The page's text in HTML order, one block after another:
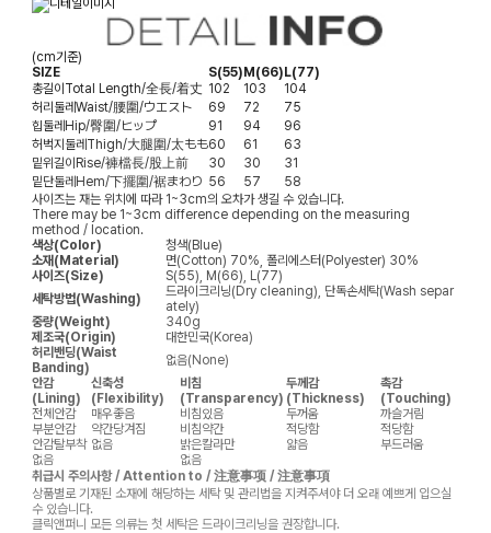
(cm기준)
SIZE
S(55) M(66) L(77)
총길이 Total Length/全長/着丈 102 103
104
허리둘레 Waist/腰圍/ウエスト 69 72
75
힙둘레 Hip/臀圍/ヒップ 91 94
96
허벅지둘레 Thigh/大腿圍/太もも60 61
63
밑위길이 Rise/褲檔長/股上前 30 30
31
밑단둘레 Hem/下擺圍/裾まわり 56 57
58
사이즈는 재는 위치에 따라 1~3cm의 오차가 생길 수 있습니다.
There may be 1~3cm difference depending on the measuring
method / location.
색상(Color)
청색(Blue)
소재(Material)
면(Cotton) 70%, 폴리에스터(Polyester) 30%
사이즈(Size)
S(55), M(66), L(77)
세탁방법(Washing)
드라이크리닝(Dry cleaning), 단독손세탁(Wash separ
ately)
중량(Weight)
340g
제조국(Origin)
대한민국(Korea)
허리밴딩(Waist
Banding)
없음(None)
안감
(Lining)
신축성
(Flexibility)
비침
(Transparency)
두께감
(Thickness)
촉감
(Touching)
전체안감
매우좋음 비침있음 두꺼움
까슬거림
부분안감
약간당겨짐 비침약간 적당함
적당함
안감탈부착 없음 밝은칼라만 얇음
부드러움
없음
없음
취급시 주의사항 / Attention to / 注意事项 / 注意事項
상품별로 기재된 소재에 해당하는 세탁 및 관리법을 지켜주셔야 더 오래 예쁘게 입으실
수 있습니다.
클릭앤퍼니 모든 의류는 첫 세탁은 드라이크리닝을 권장합니다.